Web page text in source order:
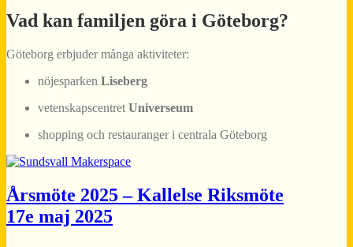
Vad kan familjen göra i Göteborg?
Göteborg erbjuder många aktiviteter:
nöjesparken Liseberg
vetenskapscentret Universeum
shopping och restauranger i centrala Göteborg
Årsmöte 2025 – Kallelse Riksmöte
17e maj 2025